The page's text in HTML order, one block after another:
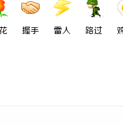
握手 雷人 路过